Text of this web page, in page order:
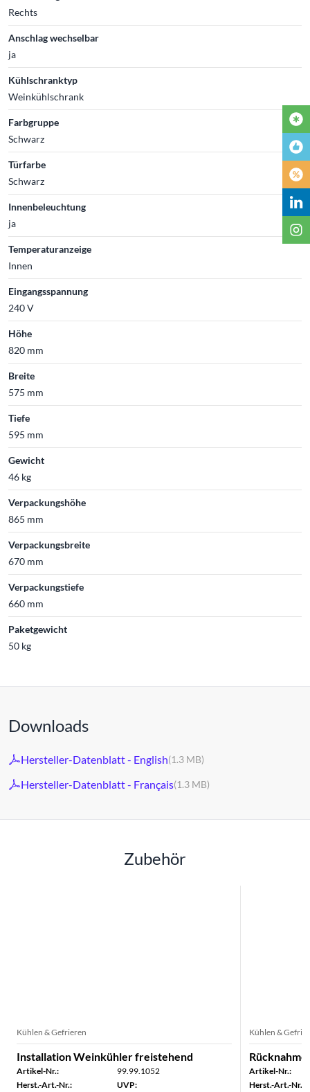
Rechts
Anschlag wechselbar
ja
Kühlschranktyp
Weinkühlschrank
Farbgruppe
Schwarz
Türfarbe
Schwarz
Innenbeleuchtung
ja
Temperaturanzeige
Innen
Eingangsspannung
240 V
Höhe
820 mm
Breite
575 mm
Tiefe
595 mm
Gewicht
46 kg
Verpackungshöhe
865 mm
Verpackungsbreite
670 mm
Verpackungstiefe
660 mm
Paketgewicht
50 kg
Downloads
Hersteller-Datenblatt - English(1.3 MB)
Hersteller-Datenblatt - Français(1.3 MB)
Zubehör
Kühlen & Gefrieren
Installation Weinkühler freistehend
Artikel-Nr.:
99.99.1052
Herst.-Art.-Nr.:
UVP:
Kühlen &
Artikel-Nr.:
Herst.-Art.-Nr.: